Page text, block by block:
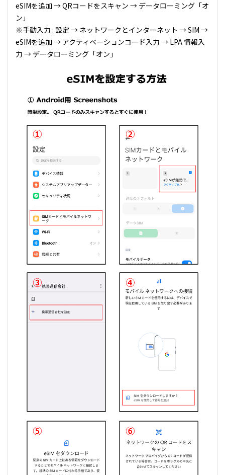
eSIMを追加 → QRコードをスキャン → データローミング「オ
ン」
※手動入力 : 設定 → ネットワークとインターネット → SIM →
eSIMを追加 → アクティベーションコード入力 → LPA 情報入
力 → データローミング「オン」